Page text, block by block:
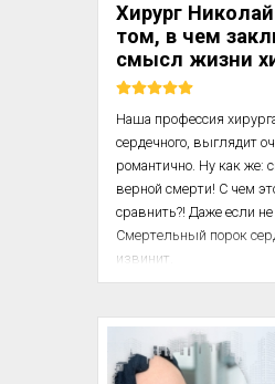
Особое внимание
во что и как одет
Обычно родители пр...
Хирург
том, в чем
смысл жизни
Наша профессия
сердечного, выглядит
романтично. Ну как же:
верной смерти! С чем
сравнить?! Даже если не
Смертельный порок
извинит.
непредвзято. Цикл
больным составляет
двадцать-тридцать